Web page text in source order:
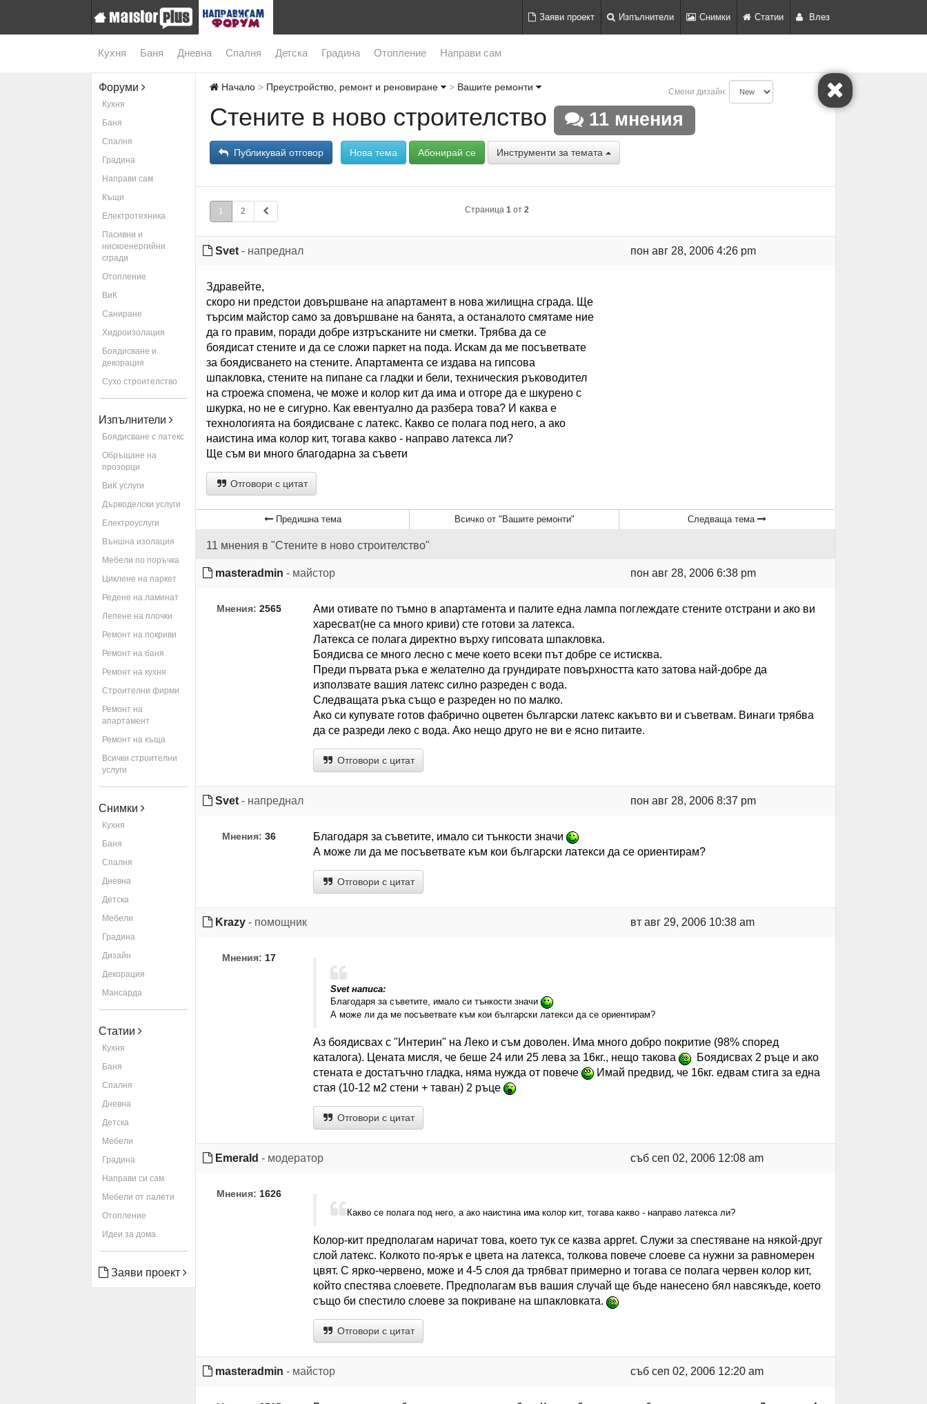
Заяви проект Изпълнители Снимки Статии Влез
Кухня Баня Дневна Спалня Детска Градина Отопление Направи сам
Форуми
Кухня
Баня
Спалня
Градина
Направи сам
Къщи
Електротехника
Пасивни и
нискоенергийни
сгради
Отопление
ВиК
Саниране
Хидроизолация
Боядисване и
декорация
Сухо строителство
Изпълнители
Боядисване с латекс
Обръщане на
прозорци
ВиК услуги
Дърводелски услуги
Електроуслуги
Външна изолация
Мебели по поръчка
Циклене на паркет
Редене на ламинат
Лепене на плочки
Ремонт на покриви
Ремонт на баня
Ремонт на кухня
Строителни фирми
Ремонт на
апартамент
Ремонт на къща
Всички строителни
услуги
Снимки
Кухня
Баня
Спалня
Дневна
Детска
Мебели
Градина
Дизайн
Декорация
Мансарда
Статии
Кухня
Баня
Спалня
Дневна
Детска
Мебели
Градина
Направи си сам
Мебели от палети
Отопление
Идеи за дома
Заяви проект
Начало Преустройство, ремонт и реновиране Вашите ремонти Смени дизайн:
Стените в ново строителство 11 мнения
Публикувай отговор Нова тема Абонирай се Инструменти за темата
1 2 Страница 1от 2
Svet - напреднал пон авг 28, 2006 4:26 pm
Здравейте,
скоро ни предстои довършване на апартамент в нова жилищна сграда. Ще
търсим майстор само за довършване на банята, а останалото смятаме ние
да го правим, поради добре изтръсканите ни сметки. Трябва да се
боядисат стените и да се сложи паркет на пода. Искам да ме посъветвате
за боядисването на стените. Апартамента се издава на гипсова
шпакловка, стените на пипане са гладки и бели, техническия ръководител
на строежа спомена, че може и колор кит да има и отгоре да е шкурено с
шкурка, но не е сигурно. Как евентуално да разбера това? И каква е
технологията на боядисване с латекс. Какво се полага под него, а ако
наистина има колор кит, тогава какво - направо латекса ли?
Ще съм ви много благодарна за съвети
Отговори с цитат
Предишна тема Всичко от "Вашите ремонти" Следваща тема
11 мнения в "Стените в ново строителство"
masteradmin - майстор пон авг 28, 2006 6:38 pm
Мнения: 2565
Ами отивате по тъмно в апартамента и палите една лампа поглеждате стените отстрани и ако ви
харесват(не са много криви) сте готови за латекса.
Латекса се полага директно върху гипсовата шпакловка.
Боядисва се много лесно с мече което всеки път добре се истисква.
Преди първата ръка е желателно да грундирате повърхността като затова най-добре да
използвате вашия латекс силно разреден с вода.
Следващата ръка също е разреден но по малко.
Ако си купувате готов фабрично оцветен български латекс какъвто ви и съветвам. Винаги трябва
да се разреди леко с вода. Ако нещо друго не ви е ясно питаите.
Отговори с цитат
Svet - напреднал пон авг 28, 2006 8:37 pm
Мнения: 36
Благодаря за съветите, имало си тънкости значи
А може ли да ме посъветвате към кои български латекси да се ориентирам?
Отговори с цитат
Krazy - помощник вт авг 29, 2006 10:38 am
Мнения: 17
Svet написа:
Благодаря за съветите, имало си тънкости значи
А може ли да ме посъветвате към кои български латекси да се ориентирам?
Аз боядисвах с "Интерин" на Леко и съм доволен. Има много добро покритие (98% според
каталога). Цената мисля, че беше 24 или 25 лева за 16кг., нещо такова
Боядисвах 2 ръце и ако
стената е достатъчно гладка, няма нужда от повече
Имай предвид, че 16кг. едвам стига за една
стая (10-12 м2 стени + таван) 2 ръце
Отговори с цитат
Emerald - модератор съб сеп 02, 2006 12:08 am
Мнения: 1626
Какво се полага под него, а ако наистина има колор кит, тогава какво - направо латекса ли?
Колор-кит предполагам наричат това, което тук се казва appret. Служи за спестяване на някой-друг
слой латекс. Колкото по-ярък е цвета на латекса, толкова повече слоеве са нужни за равномерен
цвят. С ярко-червено, може и 4-5 слоя да трябват примерно и тогава се полага червен колор кит,
който спестява слоевете. Предполагам във вашия случай ще бъде нанесено бял навсякъде, което
също би спестило слоеве за покриване на шпакловката.
Отговори с цитат
masteradmin - майстор съб сеп 02, 2006 12:20 am